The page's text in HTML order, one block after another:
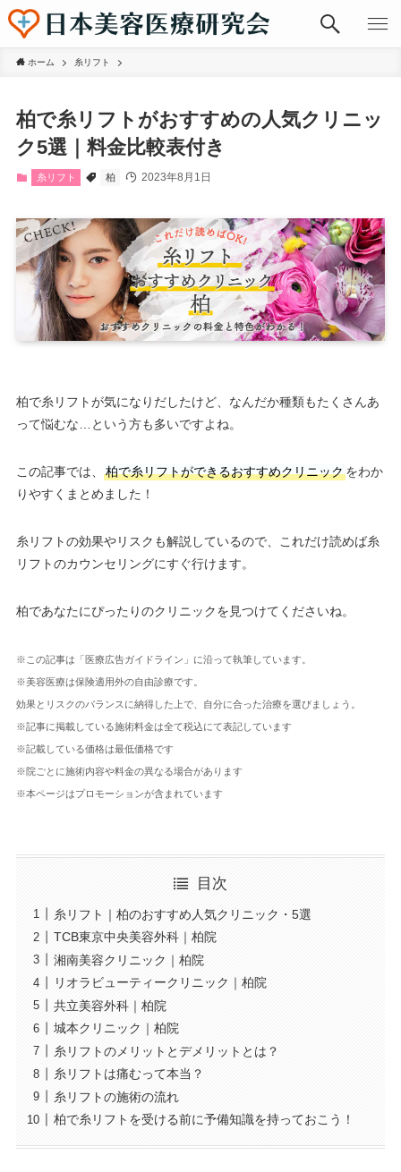
ホーム 糸リフト
柏で糸リフトがおすすめの人気クリニッ
ク5選｜料金比較表付き
糸リフト 柏 2023年8月1日
柏で糸リフトが気になりだしたけど、なんだか種類もたくさんあ
って悩むな…という方も多いですよね。
この記事では、 柏で糸リフトができるおすすめクリニックをわか
りやすくまとめました！
糸リフトの効果やリスクも解説しているので、これだけ読めば糸
リフトのカウンセリングにすぐ行けます。
柏であなたにぴったりのクリニックを見つけてくださいね。
※この記事は「医療広告ガイドライン」に沿って執筆しています。
※美容医療は保険適用外の自由診療です。
効果とリスクのバランスに納得した上で、自分に合った治療を選びましょう。
※記事に掲載している施術料金は全て税込にて表記しています
※記載している価格は最低価格です
※院ごとに施術内容や料金の異なる場合があります
※本ページはプロモーションが含まれています
目次
糸リフト｜柏のおすすめ人気クリニック・5選
TCB東京中央美容外科｜柏院
湘南美容クリニック｜柏院
リオラビューティークリニック｜柏院
共立美容外科｜柏院
城本クリニック｜柏院
糸リフトのメリットとデメリットとは？
糸リフトは痛むって本当？
糸リフトの施術の流れ
柏で糸リフトを受ける前に予備知識を持っておこう！